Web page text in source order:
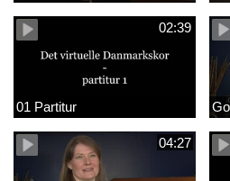
02:39
01 Partitur
04:27